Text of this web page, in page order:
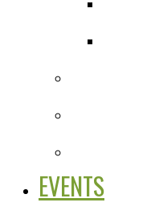
EVENTS